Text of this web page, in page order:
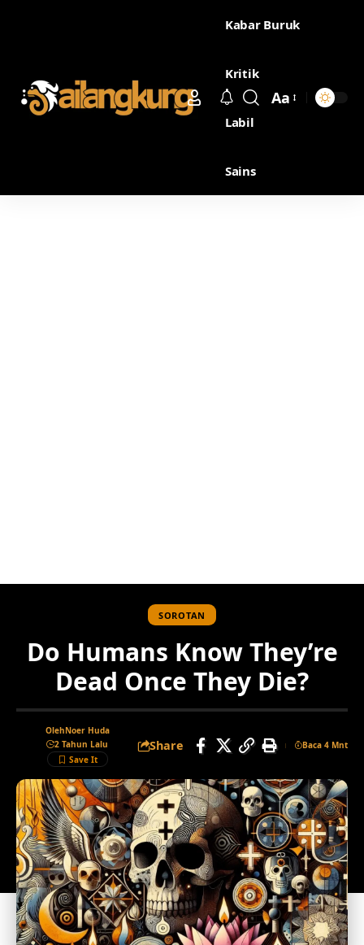
Kabar Buruk
Kritik
Labil
Sains
Aa
SOROTAN
Do Humans Know They’re
Dead Once They Die?
OlehNoer Huda
2 Tahun Lalu
Share Baca 4 Mnt